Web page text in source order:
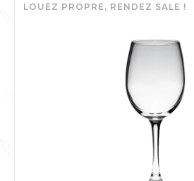
LOUEZ PROPRE, RENDEZ SALE !